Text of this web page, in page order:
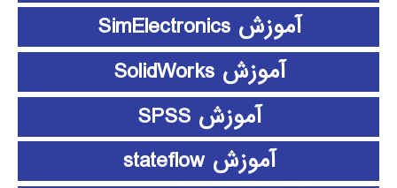
آموزش SimElectronics
آموزش SolidWorks
آموزش SPSS
آموزش stateflow